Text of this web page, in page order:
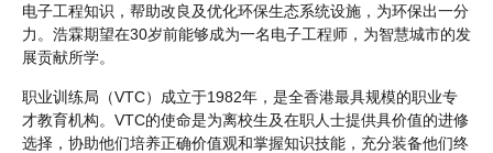
电子工程知识，帮助改良及优化环保生态系统设施，为环保出一分
力。浩霖期望在30岁前能够成为一名电子工程师，为智慧城市的发
展贡献所学。
职业训练局（VTC）成立于1982年，是全香港最具规模的职业专
才教育机构。VTC的使命是为离校生及在职人士提供具价值的进修
选择，协助他们培养正确价值观和掌握知识技能，充分装备他们终